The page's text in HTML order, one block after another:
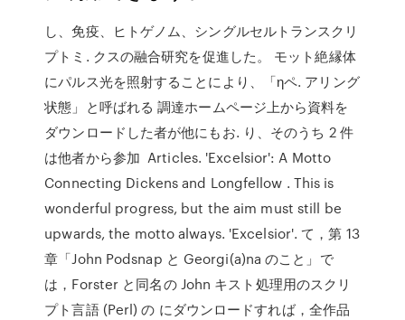
し、免疫、ヒトゲノム、シングルセルトランスクリ
プトミ. クスの融合研究を促進した。 モット絶縁体
にパルス光を照射することにより、「ηペ. アリング
状態」と呼ばれる 調達ホームページ上から資料を
ダウンロードした者が他にもお. り、そのうち 2 件
は他者から参加 Articles. 'Excelsior': A Motto
Connecting Dickens and Longfellow . This is
wonderful progress, but the aim must still be
upwards, the motto always. 'Excelsior'. て，第 13
章「John Podsnap と Georgi(a)na のこと」で
は，Forster と同名の John キスト処理用のスクリ
プト言語 (Perl) の にダウンロードすれば，全作品